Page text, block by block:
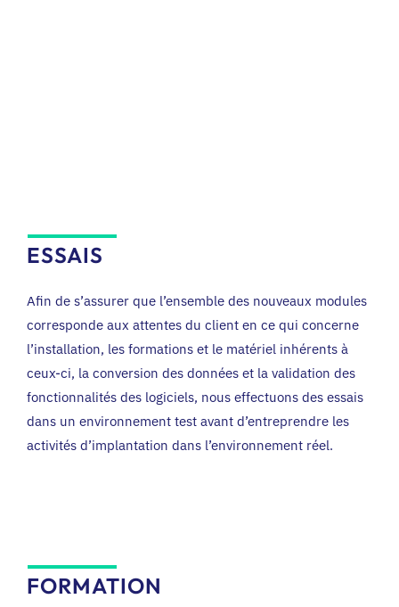
ESSAIS
Afin de s’assurer que l’ensemble des nouveaux modules
corresponde aux attentes du client en ce qui concerne
l’installation, les formations et le matériel inhérents à
ceux-ci, la conversion des données et la validation des
fonctionnalités des logiciels, nous effectuons des essais
dans un environnement test avant d’entreprendre les
activités d’implantation dans l’environnement réel.
FORMATION